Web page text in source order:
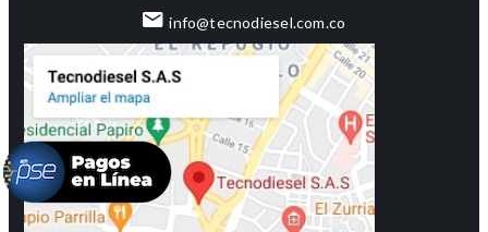
info@tecnodiesel.com.co